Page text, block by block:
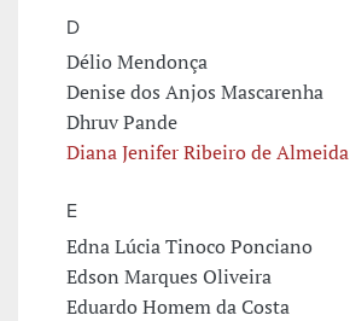
D
Délio Mendonça
Denise dos Anjos Mascarenha
Dhruv Pande
Diana Jenifer Ribeiro de Almeida
E
Edna Lúcia Tinoco Ponciano
Edson Marques Oliveira
Eduardo Homem da Costa